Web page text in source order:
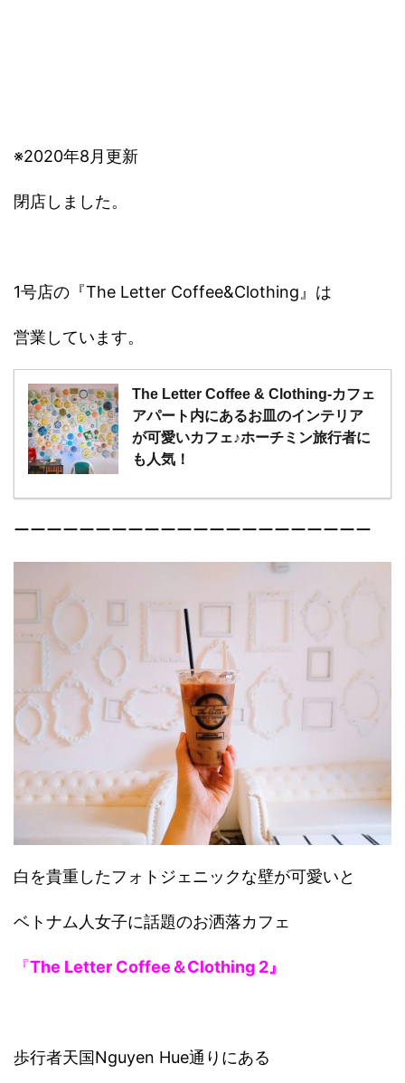
※2020年8月更新
閉店しました。
1号店の『The Letter Coffee&Clothing』は
営業しています。
The Letter Coffee & Clothing-カフェ
アパート内にあるお皿のインテリア
が可愛いカフェ♪ホーチミン旅行者に
も人気！
ーーーーーーーーーーーーーーーーーーーーーー
白を貴重したフォトジェニックな壁が可愛いと
ベトナム人女子に話題のお洒落カフェ
『The Letter Coffee＆Clothing 2』
歩行者天国Nguyen Hue通りにある